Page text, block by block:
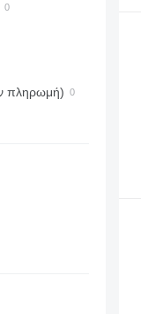
πληρωμή)